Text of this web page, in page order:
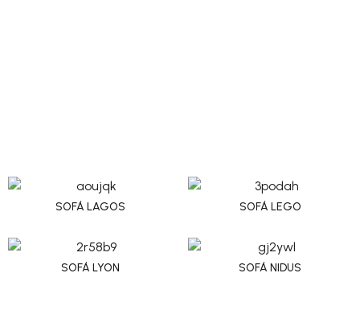
SOFÁ LAGOS SOFÁ LEGO
SOFÁ LYON SOFÁ NIDUS